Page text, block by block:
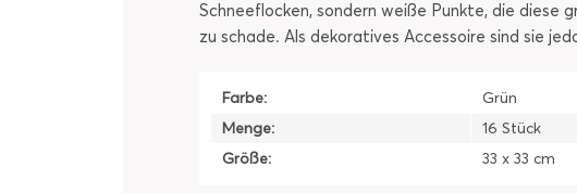
Schneeflocken, sondern weiße Punkte, die diese
zu schade. Als dekoratives Accessoire sind sie
Farbe:
Grün
Menge:
16 Stück
Größe:
33 x 33 cm